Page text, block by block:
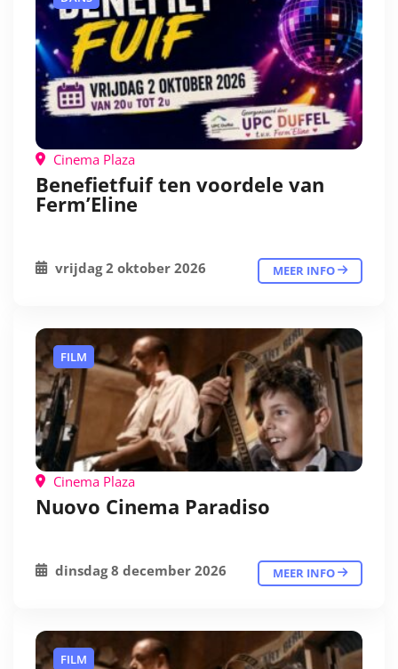
Cinema Plaza
Benefietfuif ten voordele van
Ferm’Eline
vrijdag 2 oktober 2026 MEER INFO
FILM
Cinema Plaza
Nuovo Cinema Paradiso
dinsdag 8 december 2026 MEER INFO
FILM